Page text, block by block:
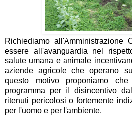
Richiediamo all'Amministrazione
essere all'avanguardia nel
salute umana e animale
aziende agricole che operano
questo motivo proponiamo
programma per il disincentivo
ritenuti pericolosi o fortemente
per l'uomo e per l'ambiente.